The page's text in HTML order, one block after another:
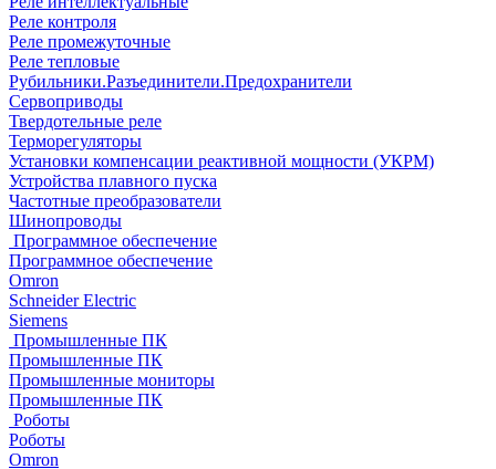
Реле контроля
Реле промежуточные
Реле тепловые
Рубильники.Разъединители.Предохранители
Сервоприводы
Твердотельные реле
Терморегуляторы
Установки компенсации реактивной мощности (УКРМ)
Устройства плавного пуска
Частотные преобразователи
Шинопроводы
Программное обеспечение
Программное обеспечение
Omron
Schneider Electric
Siemens
Промышленные ПК
Промышленные ПК
Промышленные мониторы
Промышленные ПК
Роботы
Роботы
Omron